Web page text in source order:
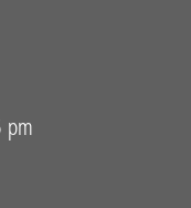
pm